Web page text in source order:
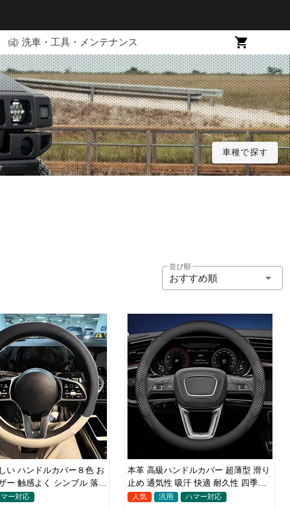
洗車・工具・メンテナンス
車種で探す
並び順
おすすめ順
い ハンドルカバー８色 お
35~40CM
ー対応
本革 高級ハンドルカバー 超薄型 滑り
止め 通気性 吸汗 快適 耐久性 四季汎
用 35~40CM
人気 汎用 ハマー対応